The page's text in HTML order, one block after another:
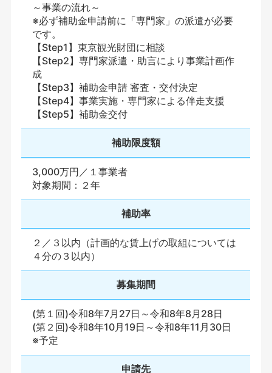
～事業の流れ～
※必ず補助金申請前に「専門家」の派遣が必要
です。
【Step1】東京観光財団に相談
【Step2】専門家派遣・助言により事業計画作
成
【Step3】補助金申請 審査・交付決定
【Step4】事業実施・専門家による伴走支援
【Step5】補助金交付
補助限度額
3,000万円／１事業者
対象期間：２年
補助率
２／３以内（計画的な賃上げの取組については
４分の３以内）
募集期間
(第１回)令和8年7月27日～令和8年8月28日
(第２回)令和8年10月19日～令和8年11月30日
※予定
申請先